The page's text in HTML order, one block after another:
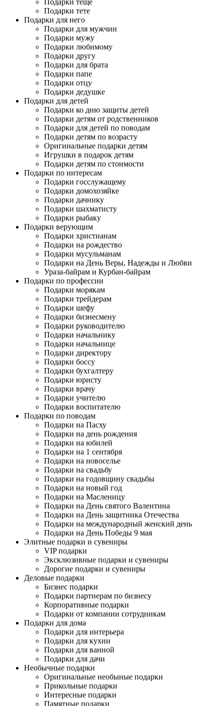
Подарки теще
Подарки тете
Подарки для него
Подарки для мужчин
Подарки мужу
Подарки любимому
Подарки другу
Подарки для брата
Подарки папе
Подарки отцу
Подарки дедушке
Подарки для детей
Подарки ко дню защиты детей
Подарки детям от родственников
Подарки для детей по поводам
Подарки детям по возрасту
Оригинальные подарки детям
Игрушки в подарок детям
Подарки детям по стоимости
Подарки по интересам
Подарки госслужащему
Подарки домохозяйке
Подарки дачнику
Подарки шахматисту
Подарки рыбаку
Подарки верующим
Подарки христианам
Подарки на рождество
Подарки мусульманам
Подарки на День Веры, Надежды и Любви
Ураза-байрам и Курбан-байрам
Подарки по профессии
Подарки морякам
Подарки трейдерам
Подарки шефу
Подарки бизнесмену
Подарки руководителю
Подарки начальнику
Подарки начальнице
Подарки директору
Подарки боссу
Подарки бухгалтеру
Подарки юристу
Подарки врачу
Подарки учителю
Подарки воспитателю
Подарки по поводам
Подарки на Пасху
Подарки на день рождения
Подарки на юбилей
Подарки на 1 сентября
Подарки на новоселье
Подарки на свадьбу
Подарки на годовщину свадьбы
Подарки на новый год
Подарки на Масленицу
Подарки на День святого Валентина
Подарки на День защитника Отечества
Подарки на международный женский день
Подарки на День Победы 9 мая
Элитные подарки и сувениры
VIP подарки
Эксклюзивные подарки и сувениры
Дорогие подарки и сувениры
Деловые подарки
Бизнес подарки
Подарки партнерам по бизнесу
Корпоративные подарки
Подарки от компании сотрудникам
Подарки для дома
Подарки для интерьера
Подарки для кухни
Подарки для ванной
Подарки для дачи
Необычные подарки
Оригинальные необыные подарки
Прикольные подарки
Интересные подарки
Памятные подарки